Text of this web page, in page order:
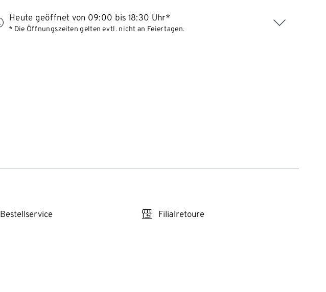
Heute geöffnet von 09:00 bis 18:30 Uhr*
* Die Öffnungszeiten gelten evtl. nicht an Feiertagen.
Bestellservice store_return Filialretoure